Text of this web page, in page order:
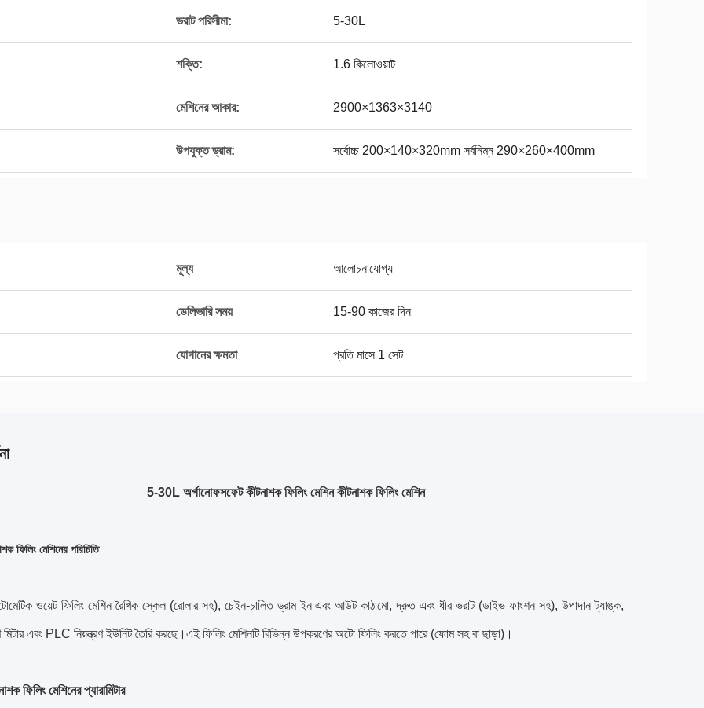
ভরাট পরিসীমা: 5-30L
শক্তি: 1.6 কিলোওয়াট
মেশিনের আকার: 2900×1363×3140
উপযুক্ত ড্রাম: সর্বোচ্চ 200×140×320mm সর্বনিম্ন 290×260×400mm
মূল্য আলোচনাযোগ্য
ডেলিভারি সময় 15-90 কাজের দিন
যোগানের ক্ষমতা প্রতি মাসে 1 সেট
5-30L অর্গানোফসফেট কীটনাশক ফিলিং মেশিন কীটনাশক ফিলিং মেশিন
ফিলিং মেশিনের পরিচিতি
ওয়েট ফিলিং মেশিন রৈখিক স্কেল (রোলার সহ), চেইন-চালিত ড্রাম ইন এবং আউট কাঠামো, দ্রুত এবং ধীর ভরাট (ডাইভ ফাংশন সহ), উপাদান ট্যাঙ্ক,
মিটার এবং PLC নিয়ন্ত্রণ ইউনিট তৈরি করছে।এই ফিলিং মেশিনটি বিভিন্ন উপকরণের অটো ফিলিং করতে পারে (ফোম সহ বা ছাড়া)।
ফিলিং মেশিনের প্যারামিটার